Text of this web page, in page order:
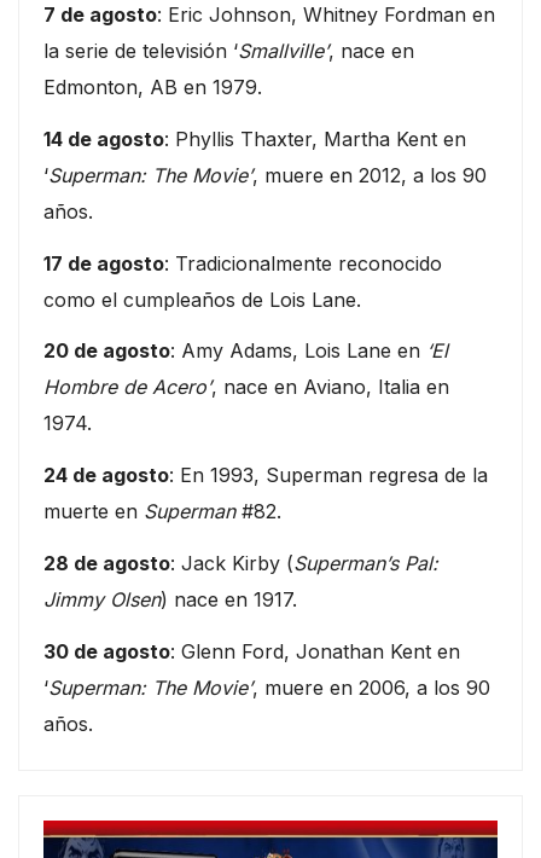
7 de agosto: Eric Johnson, Whitney Fordman en
la serie de televisión ‘Smallville’, nace en
Edmonton, AB en 1979.
14 de agosto: Phyllis Thaxter, Martha Kent en
‘Superman: The Movie’, muere en 2012, a los 90
años.
17 de agosto: Tradicionalmente reconocido
como el cumpleaños de Lois Lane.
20 de agosto: Amy Adams, Lois Lane en ‘El
Hombre de Acero’, nace en Aviano, Italia en
1974.
24 de agosto: En 1993, Superman regresa de la
muerte en Superman#82.
28 de agosto: Jack Kirby (Superman’s Pal:
Jimmy Olsen) nace en 1917.
30 de agosto: Glenn Ford, Jonathan Kent en
‘Superman: The Movie’, muere en 2006, a los 90
años.